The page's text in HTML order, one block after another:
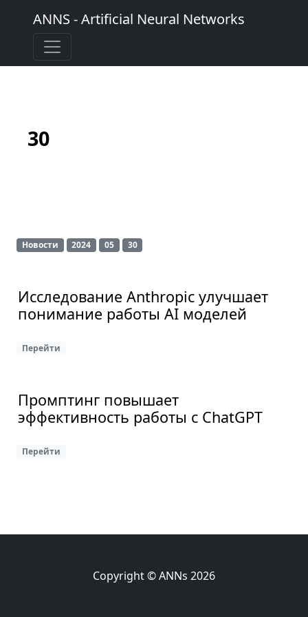
ANNS - Artificial Neural Networks
30
Новости 2024 05 30
Исследование Anthropic улучшает
понимание работы AI моделей
Перейти
Промптинг повышает
эффективность работы с ChatGPT
Перейти
Copyright © ANNs 2026